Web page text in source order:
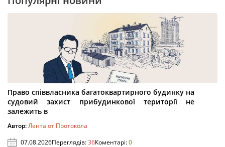
Право співвласника багатоквартирного будинку на
судовий захист прибудинкової території не
залежить в
Автор:Лента от Протокола
07.08.2026Переглядів:36Коментарі:0